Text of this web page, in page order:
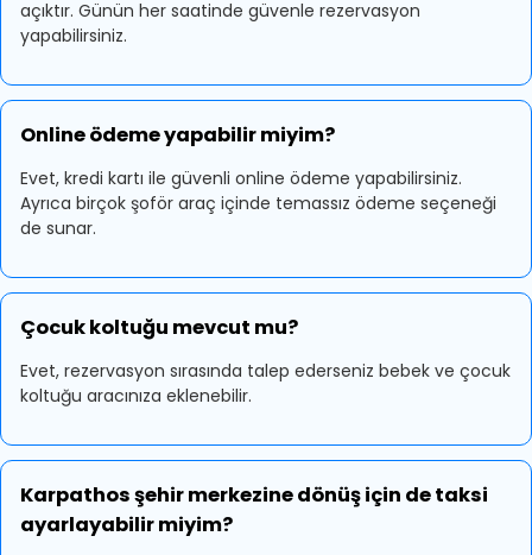
açıktır. Günün her saatinde güvenle rezervasyon
yapabilirsiniz.
Online ödeme yapabilir miyim?
Evet, kredi kartı ile güvenli online ödeme yapabilirsiniz.
Ayrıca birçok şoför araç içinde temassız ödeme seçeneği
de sunar.
Çocuk koltuğu mevcut mu?
Evet, rezervasyon sırasında talep ederseniz bebek ve çocuk
koltuğu aracınıza eklenebilir.
Karpathos şehir merkezine dönüş için de taksi
ayarlayabilir miyim?